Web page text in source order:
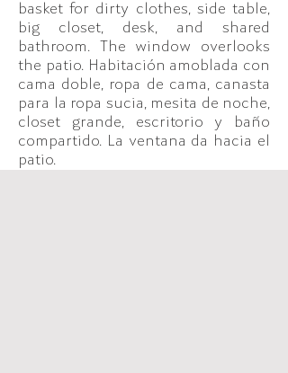
basket for dirty clothes, side table,
big closet, desk, and shared
bathroom. The window overlooks
the patio. Habitación amoblada con
cama doble, ropa de cama, canasta
para la ropa sucia, mesita de noche,
closet grande, escritorio y baño
compartido. La ventana da hacia el
patio.